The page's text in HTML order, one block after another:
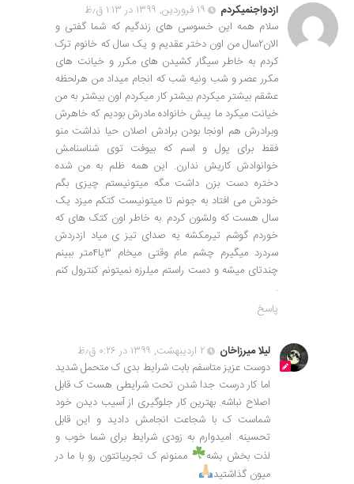
ازدواجنمیکردم
۱۹ فروردین, ۱۳۹۹ در ۱:۱۳ ق٫ظ
سلام همه این خسوسی های زندگیم که شما گفتی و
الان۲سال من اون دختر عقدیم و یک سال که خانوم ترک
کردم به خاطر سیگار کشیدن های مکرر و خیانت های
مکرر عصر و شب ونیه شب که انجام میداد من هرلحظه
عشقم بیشتر میکردم بیشتر کار میکردم اون بیشتر به من
خیانت میکرد ما پیش خانواده مادرش بودیم که خاهرش
وبرادرش هم اونجا بودن برادش اصلان حیا نداشت منو
فقط برای پول و اسم که بیوفت توی شناسنامش
خوانوادش کاریش ندارن. این همه ظلم به من شده
دختره دست بزن داشت مگه میتونیستم چیزی بگم
خودش می افتاد به جونم تا میتونیست کتکم میزد یک
سال هست که ولشون کردم .به خاطر اون کتک های که
خوردم گوشم تیرمکشه یه صدای تیز ی میاد ازدردش
سردرد میگیرم چشم مام وقتی میخام ۳یا۴متر ببینم
چندتای میشه و دست راستم میلرزه نمیتونم کنترول کنم
.
پاسخ
لیلا میرزاخان
۲ اردیبهشت, ۱۳۹۹ در ۰:۲۶ ق٫ظ
دوست عزیز متاسفم بابت شرایط بدی ک متحمل شدید
اما کار درست جدا شدن تحت شرایطی هست ک قابل
اصلاح نباشه. بهترین کار جلوگیری از آسیب دیدن خود
شماست ک با شجاعت انجامش دادید و این قابل
تحسینه. امیدوارم به زودی شرایط برای شما خوب و
لذت بخش بشه
ممنونم ک تجربیاتتون رو با ما در
میون گذاشتید